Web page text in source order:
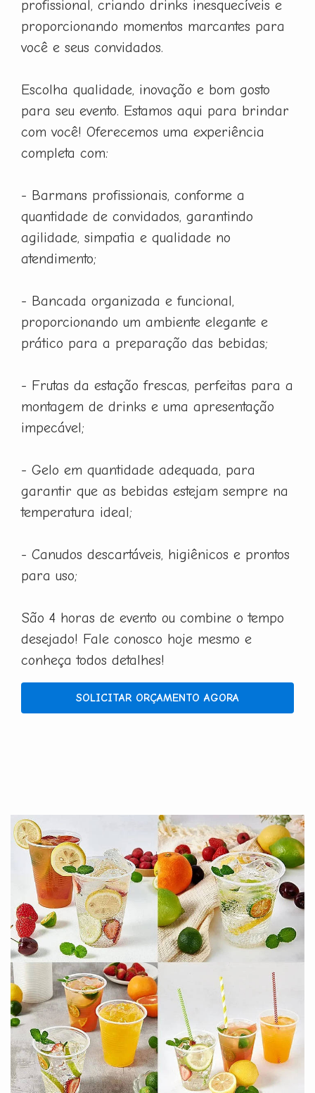
profissional, criando drinks inesquecíveis e
proporcionando momentos marcantes para
você e seus convidados.
Escolha qualidade, inovação e bom gosto
para seu evento. Estamos aqui para brindar
com você! Oferecemos uma experiência
completa com:
- Barmans profissionais, conforme a
quantidade de convidados, garantindo
agilidade, simpatia e qualidade no
atendimento;
- Bancada organizada e funcional,
proporcionando um ambiente elegante e
prático para a preparação das bebidas;
- Frutas da estação frescas, perfeitas para a
montagem de drinks e uma apresentação
impecável;
- Gelo em quantidade adequada, para
garantir que as bebidas estejam sempre na
temperatura ideal;
- Canudos descartáveis, higiênicos e prontos
para uso;
São 4 horas de evento ou combine o tempo
desejado! Fale conosco hoje mesmo e
conheça todos detalhes!
SOLICITAR ORÇAMENTO AGORA